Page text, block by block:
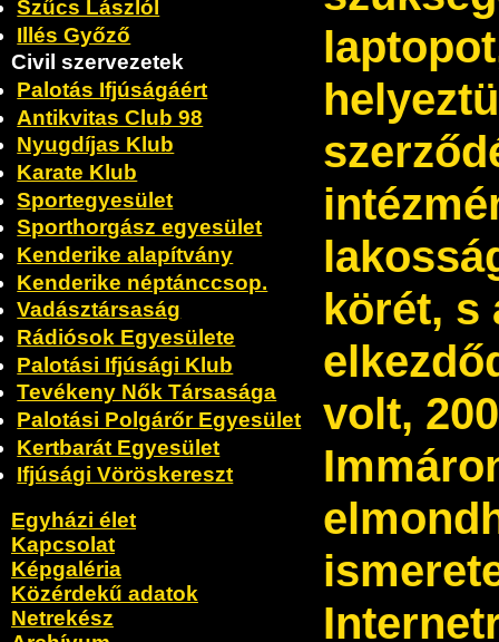
Szűcs Lászlól
Illés Győző
Civil szervezetek
Palotás Ifjúságáért
Antikvitas Club 98
Nyugdíjas Klub
Karate Klub
Sportegyesület
Sporthorgász egyesület
Kenderike alapítvány
Kenderike néptánccsop.
Vadásztársaság
Rádiósok Egyesülete
Palotási Ifjúsági Klub
Tevékeny Nők Társasága
Palotási Polgárőr Egyesület
Kertbarát Egyesület
Ifjúsági Vöröskereszt
Egyházi élet
Kapcsolat
Képgaléria
Közérdekű adatok
Netrekész
körét, s
volt,